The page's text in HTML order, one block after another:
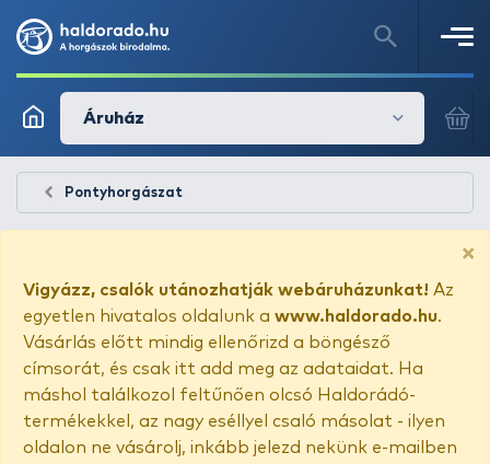
Áruház
Pontyhorgászat
×
Vigyázz, csalók utánozhatják webáruházunkat! Az
egyetlen hivatalos oldalunk a www.haldorado.hu.
Vásárlás előtt mindig ellenőrizd a böngésző
címsorát, és csak itt add meg az adataidat. Ha
máshol találkozol feltűnően olcsó Haldorádó-
termékekkel, az nagy eséllyel csaló másolat - ilyen
oldalon ne vásárolj, inkább jelezd nekünk e-mailben